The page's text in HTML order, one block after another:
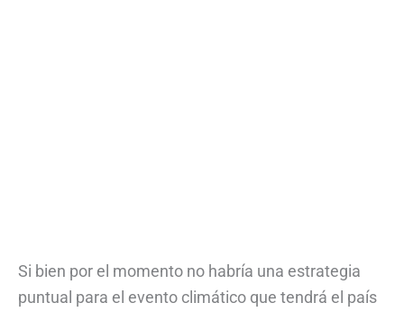
Si bien por el momento no habría una estrategia
puntual para el evento climático que tendrá el país